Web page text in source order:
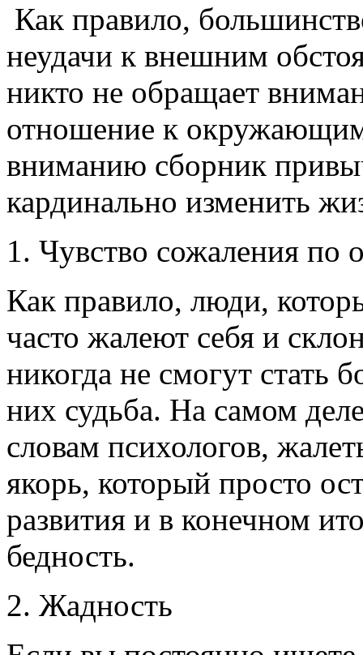
Как правило,
неудачи к внешним
никто не обращает
отношение к
вниманию сборник
кардинально изменить
1. Чувство сожаления по
Как правило, люди,
часто жалеют себя и
никогда не смогут стать
них судьба. На самом
словам психологов,
якорь, который просто
развития и в конечном
бедность.
2. Жадность